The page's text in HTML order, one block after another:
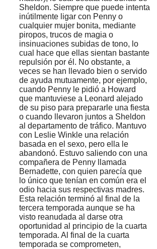
Sheldon. Siempre que puede intenta
inútilmente ligar con Penny o
cualquier mujer bonita, mediante
piropos, trucos de magia o
insinuaciones subidas de tono, lo
cual hace que ellas sientan bastante
repulsión por él. No obstante, a
veces se han llevado bien o servido
de ayuda mutuamente, por ejemplo,
cuando Penny le pidió a Howard
que mantuviese a Leonard alejado
de su piso para prepararle una fiesta
o cuando llevaron juntos a Sheldon
al departamento de tráfico. Mantuvo
con Leslie Winkle una relación
basada en el sexo, pero ella le
abandonó. Estuvo saliendo con una
compañera de Penny llamada
Bernadette, con quien parecía que
lo único que tenían en común era el
odio hacia sus respectivas madres.
Esta relación terminó al final de la
tercera temporada aunque se ha
visto reanudada al darse otra
oportunidad al principio de la cuarta
temporada. Al final de la cuarta
temporada se comprometen,